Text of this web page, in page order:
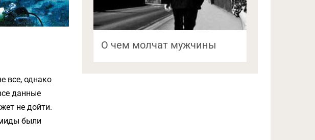
все, однако
данные
не дойти.
были
О чем молчат мужчины